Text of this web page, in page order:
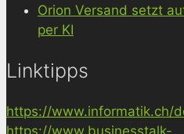
Orion Versand setzt
per KI
Linktipps
https://www.informatik.ch/
https://www.businesstalk-